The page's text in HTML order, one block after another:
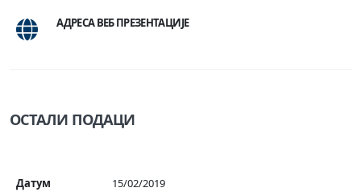
АДРЕСА ВЕБ ПРЕЗЕНТАЦИЈЕ
ОСТАЛИ ПОДАЦИ
Датум
15/02/2019